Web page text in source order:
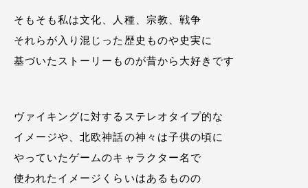
そもそも私は文化、人種、宗教、戦争
それらが入り混じった歴史ものや史実に
基づいたストーリーものが昔から大好きです
ヴァイキングに対するステレオタイプ的な
イメージや、北欧神話の神々は子供の頃に
やっていたゲームのキャラクター名で
使われたイメージくらいはあるものの